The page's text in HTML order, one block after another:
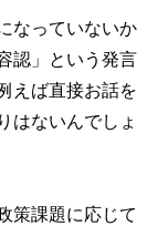
なっていないか
認」という発言
えば直接お話を
はないんでしょ
策課題に応じて